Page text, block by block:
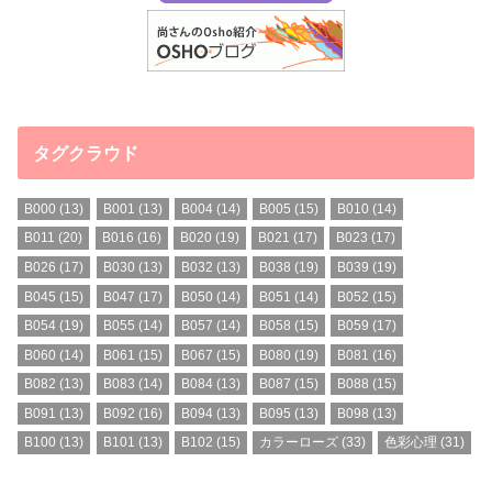
タグクラウド
B000 (13) B001 (13) B004(14) B005 (15) B010 (14)
B011 (20) B016 (16) B020 (19) B021 (17) B023 (17)
B026 (17) B030 (13) B032 (13) B038 (19) B039 (19)
B045 (15) B047 (17) B050 (14) B051 (14) B052 (15)
B054 (19) B055 (14) B057 (14) B058 (15) B059 (17)
B060 (14) B061 (15) B067 (15) B080 (19) B081 (16)
B082 (13) B083 (14) B084(13) B087 (15) B088 (15)
B091 (13) B092 (16) B094(13) B095 (13) B098 (13)
B100 (13) B101 (13) B102 (15) カラーローズ (33) 色彩心理 (31)